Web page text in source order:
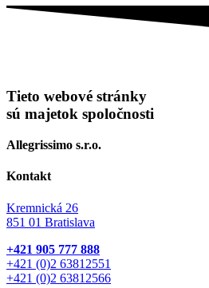
Tieto webové stránky
sú majetok spoločnosti
Allegrissimo s.r.o.
Kontakt
Kremnická 26
851 01 Bratislava
+421 905 777 888
+421 (0)2 63812551
+421 (0)2 63812566